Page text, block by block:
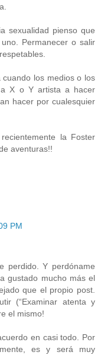
sexualidad pienso que
Permanecer o salir
los medios o los
a X o Y artista a hacer
hacer por cualesquier
la Foster
aventuras!!
PM
perdido. Y perdóname
gustado mucho más el
que el propio post.
(“Examinar atenta y
el mismo!
en casi todo. Por
es y será muy